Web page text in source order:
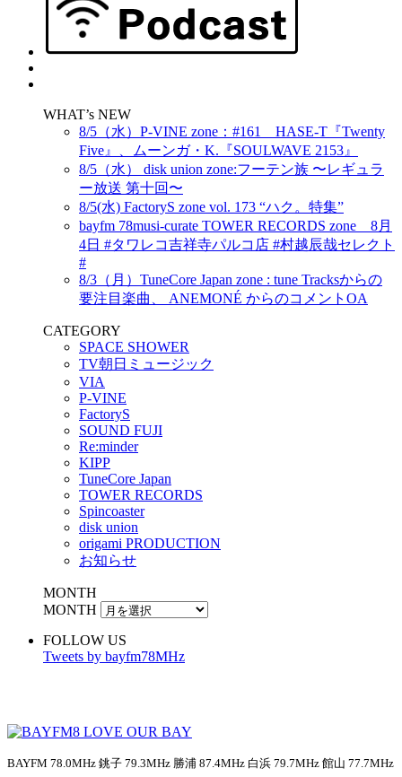
WHAT’s NEW
8/5（水）P-VINE zone：#161 HASE-T『Twenty
Five』、ムーンガ・K.『SOULWAVE 2153』
8/5（水） disk union zone:フーテン族 〜レギュラ
ー放送 第十回〜
8/5(水) FactoryS zone vol. 173 “ハク。特集”
bayfm 78musi-curate TOWER RECORDS zone 8月
4日 #タワレコ吉祥寺パルコ店 #村越辰哉セレクト
#
8/3（月）TuneCore Japan zone : tune Tracksからの
要注目楽曲、 ANEMONÉ からのコメントOA
CATEGORY
SPACE SHOWER
TV朝日ミュージック
VIA
P-VINE
FactoryS
SOUND FUJI
Re:minder
KIPP
TuneCore Japan
TOWER RECORDS
Spincoaster
disk union
origami PRODUCTION
お知らせ
MONTH
MONTH
FOLLOW US
Tweets by bayfm78MHz
BAYFM 78.0MHz 銚子 79.3MHz 勝浦 87.4MHz 白浜 79.7MHz 館山 77.7MHz